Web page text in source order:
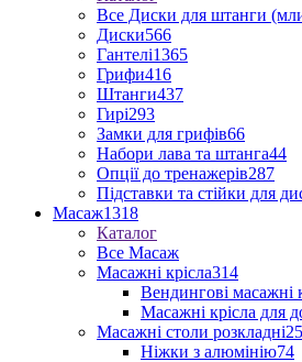
Все Диски для штанги
Диски566
Гантелі1365
Грифи416
Штанги437
Гирі293
Замки для грифів66
Набори лава та штанга44
Опції до тренажерів287
Підставки та стійки для
Масаж1318
Каталог
Все Масаж
Масажні крісла314
Вендингові масажні
Масажні крісла для
Масажні столи розкладні
Ніжки з алюмінію74